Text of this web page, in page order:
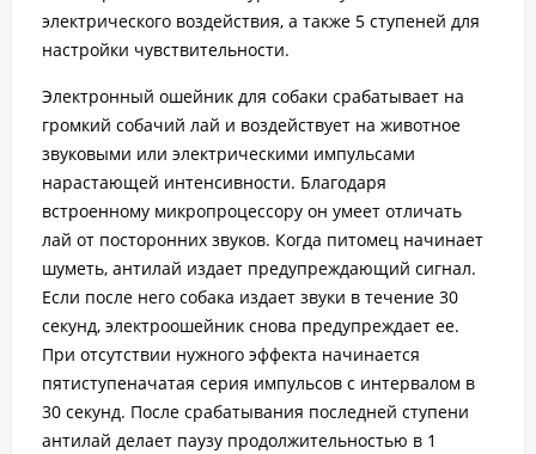
электрического воздействия, а также 5 ступеней для
настройки чувствительности.
Электронный ошейник для собаки срабатывает на
громкий собачий лай и воздействует на животное
звуковыми или электрическими импульсами
нарастающей интенсивности. Благодаря
встроенному микропроцессору он умеет отличать
лай от посторонних звуков. Когда питомец начинает
шуметь, антилай издает предупреждающий сигнал.
Если после него собака издает звуки в течение 30
секунд, электроошейник снова предупреждает ее.
При отсутствии нужного эффекта начинается
пятиступеначатая серия импульсов с интервалом в
30 секунд. После срабатывания последней ступени
антилай делает паузу продолжительностью в 1